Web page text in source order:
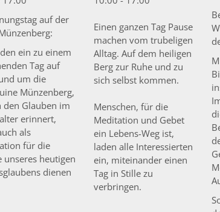
auf der
ein zu einem
Tag auf
um die
Münzenberg,
den Glauben im
erinnert,
als
für die
unseres heutigen
dienen
Einen ganzen Tag Pause
machen vom trubeligen
Alltag. Auf dem heiligen
Berg zur Ruhe und zu
sich selbst kommen.
Menschen, für die
Meditation und Gebet
ein Lebens-Weg ist,
laden alle Interessierten
ein, miteinander einen
Tag in Stille zu
verbringen.